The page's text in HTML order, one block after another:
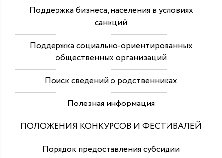
Поддержка бизнеса, населения в условиях
санкций
Поддержка социально-ориентированных
общественных организаций
Поиск сведений о родственниках
Полезная информация
ПОЛОЖЕНИЯ КОНКУРСОВ И ФЕСТИВАЛЕЙ
Порядок предоставления субсидии